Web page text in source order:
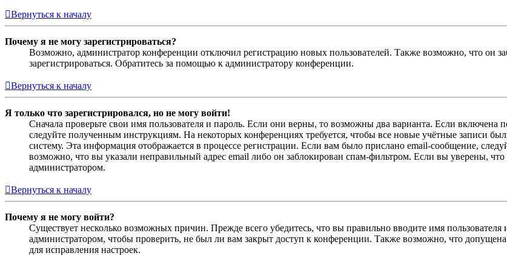
Вернуться к началу
Почему я не могу зарегистрироваться?
Возможно, администратор конференции отключил регистрацию новых пользователей. Также возможно, что он
зарегистрироваться. Обратитесь за помощью к администратору конференции.
Вернуться к началу
Я только что зарегистрировался, но не могу войти!
Сначала проверьте свои имя пользователя и пароль. Если они верны, то возможны два варианта. Если включена
следуйте полученным инструкциям. На некоторых конференциях требуется, чтобы все новые учётные записи
систему. Эта информация отображается в процессе регистрации. Если вам было прислано email-сообщение,
возможно, что вы указали неправильный адрес email либо он заблокирован спам-фильтром. Если вы уверены, что
администратором.
Вернуться к началу
Почему я не могу войти?
Существует несколько возможных причин. Прежде всего убедитесь, что вы правильно вводите имя
администратором, чтобы проверить, не был ли вам закрыт доступ к конференции. Также возможно, что
для исправления настроек.